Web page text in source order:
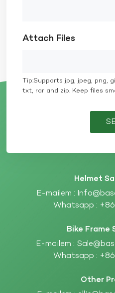
Attach Files
Tip:Supports jpg, jpeg, png,
txt, rar and zip. Keep files
Helmet
E-mailem :
Whatsapp :
Bike Frame
E-mailem :
Whatsapp :
Other